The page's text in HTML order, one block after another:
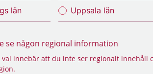
län Uppsala län
se någon regional information
val innebär att du inte ser regionalt innehåll